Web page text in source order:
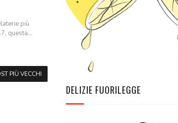
più
questa...
PIÙ VECCHI
DELIZIE FUORILEGGE